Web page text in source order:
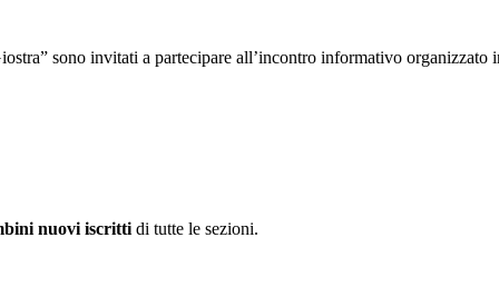
sono invitati a partecipare all’incontro informativo organizzato
nuovi iscritti di tutte le sezioni.